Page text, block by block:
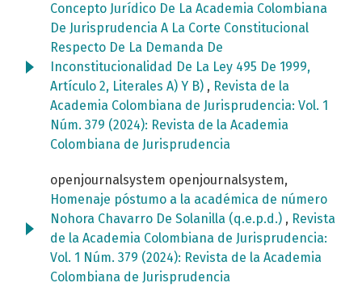
Concepto Jurídico De La Academia Colombiana
De Jurisprudencia A La Corte Constitucional
Respecto De La Demanda De
Inconstitucionalidad De La Ley 495 De 1999,
Artículo 2, Literales A) Y B) , Revista de la
Academia Colombiana de Jurisprudencia: Vol. 1
Núm. 379 (2024): Revista de la Academia
Colombiana de Jurisprudencia
openjournalsystem openjournalsystem,
Homenaje póstumo a la académica de número
Nohora Chavarro De Solanilla (q.e.p.d.) , Revista
de la Academia Colombiana de Jurisprudencia:
Vol. 1 Núm. 379 (2024): Revista de la Academia
Colombiana de Jurisprudencia